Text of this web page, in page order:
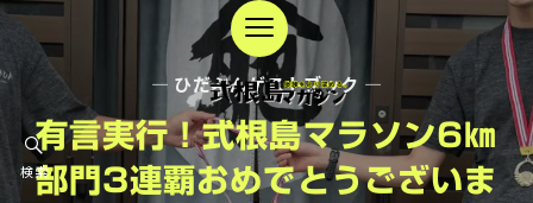
検索
— ひだぶんゲストブック —
有言実行！式根島マラソン6㎞
部門3連覇おめでとうございま